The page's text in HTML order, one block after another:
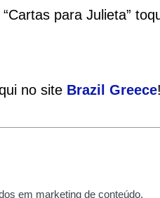
para Julieta”
no site Brazil Greece
em marketing de conteúdo,